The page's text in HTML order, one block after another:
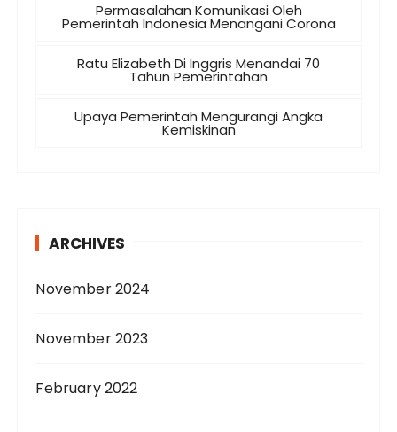
Permasalahan Komunikasi Oleh
Pemerintah Indonesia Menangani Corona
Ratu Elizabeth Di Inggris Menandai 70
Tahun Pemerintahan
Upaya Pemerintah Mengurangi Angka
Kemiskinan
ARCHIVES
November 2024
November 2023
February 2022